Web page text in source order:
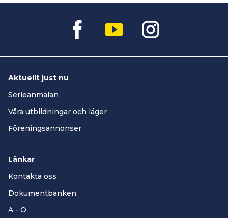
Aktuellt just nu
Serieanmälan
Våra utbildningar och läger
Föreningsannonser
Länkar
Kontakta oss
Dokumentbanken
A - Ö